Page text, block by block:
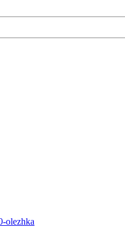
olezhka